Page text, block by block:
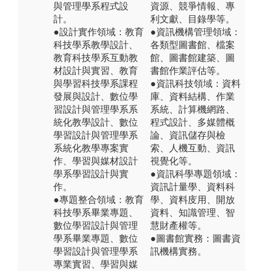
與管理學系程式設
計。
●設計實作領域：教育
科技學系教學設計、
教育科技學系互動教
材設計與實習、教育
與學習科技學系課程
發展與設計、數位學
習設計與管理學系系
統化教學設計、數位
學習設計與管理學系
系統化教學專案實
作、學習與媒材設計
學系學習設計與實
作。
●專題整合領域：教育
科技學系畢業專題、
數位學習設計與管理
學系畢業專題、數位
學習設計與管理學系
專業實習、學習與媒
資源、競爭情報、專
利文獻、目錄學等。
●資訊機構管理領域：
各類型圖書館、檔案
館、圖書館建築、圖
書館作業評估等。
●資訊科技領域：資料
庫、資料結構、作業
系統、計算機網路、
程式設計、多媒體概
論、資訊儲存與檢
索、人機互動、資訊
視覺化等。
●資訊科學專題領域：
資訊計量學、資料科
學、資料庋用、開放
資料、知識管理、智
慧財產權等。
●圖書館實務：圖書資
訊機構實務。